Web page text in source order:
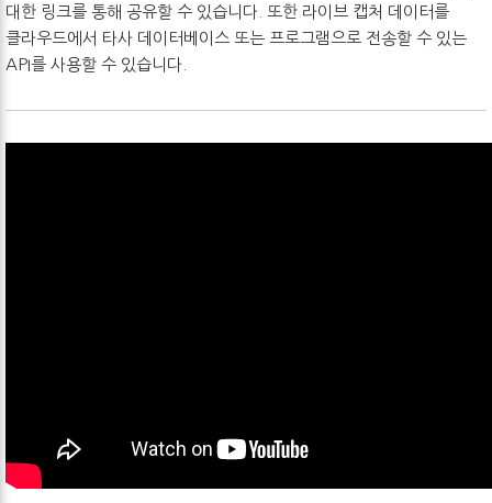
대한 링크를 통해 공유할 수 있습니다. 또한 라이브 캡처 데이터를
클라우드에서 타사 데이터베이스 또는 프로그램으로 전송할 수 있는
API를 사용할 수 있습니다.